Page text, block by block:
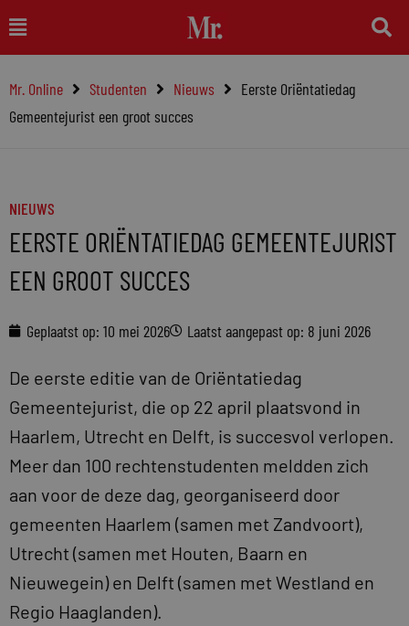
naar
inhoud
Main
Menu
Mr. Online Studenten Nieuws
Eerste Oriëntatiedag
Gemeentejurist een groot succes
NIEUWS
EERSTE ORIËNTATIEDAG GEMEENTEJURIST
EEN GROOT SUCCES
Geplaatst op: 10 mei 2026 Laatst aangepast op: 8 juni 2026
De eerste editie van de Oriëntatiedag
Gemeentejurist, die op 22 april plaatsvond in
Haarlem, Utrecht en Delft, is succesvol verlopen.
Meer dan 100 rechtenstudenten meldden zich
aan voor de deze dag, georganiseerd door
gemeenten Haarlem (samen met Zandvoort),
Utrecht (samen met Houten, Baarn en
Nieuwegein) en Delft (samen met Westland en
Regio Haaglanden).